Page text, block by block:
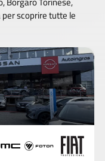
per scoprire tutte le